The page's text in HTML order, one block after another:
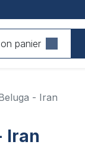
panier
- Iran
Iran